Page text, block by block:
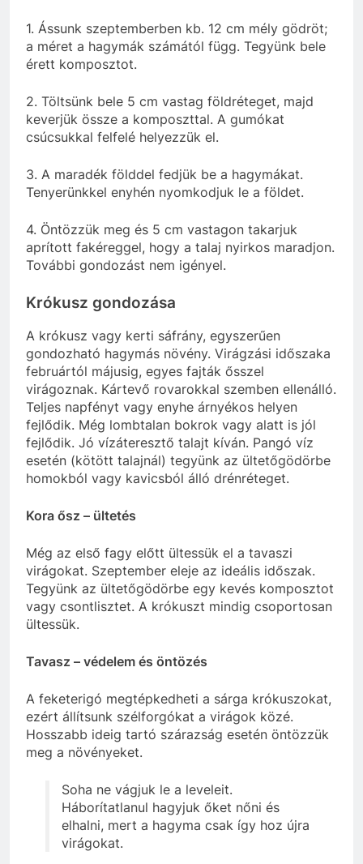
1. Ássunk szeptemberben kb. 12 cm mély gödröt;
a méret a hagymák számától függ. Tegyünk bele
érett komposztot.
2. Töltsünk bele 5 cm vastag földréteget, majd
keverjük össze a komposzttal. A gumókat
csúcsukkal felfelé helyezzük el.
3. A maradék földdel fedjük be a hagymákat.
Tenyerünkkel enyhén nyomkodjuk le a földet.
4. Öntözzük meg és 5 cm vastagon takarjuk
aprított fakéreggel, hogy a talaj nyirkos maradjon.
További gondozást nem igényel.
Krókusz gondozása
A krókusz vagy kerti sáfrány, egyszerűen
gondozható hagymás növény. Virágzási időszaka
februártól májusig, egyes fajták ősszel
virágoznak. Kártevő rovarokkal szemben ellenálló.
Teljes napfényt vagy enyhe árnyékos helyen
fejlődik. Még lombtalan bokrok vagy alatt is jól
fejlődik. Jó vízáteresztő talajt kíván. Pangó víz
esetén (kötött talajnál) tegyünk az ültetőgödörbe
homokból vagy kavicsból álló drénréteget.
Kora ősz – ültetés
Még az első fagy előtt ültessük el a tavaszi
virágokat. Szeptember eleje az ideális időszak.
Tegyünk az ültetőgödörbe egy kevés komposztot
vagy csontlisztet. A krókuszt mindig csoportosan
ültessük.
Tavasz – védelem és öntözés
A feketerigó megtépkedheti a sárga krókuszokat,
ezért állítsunk szélforgókat a virágok közé.
Hosszabb ideig tartó szárazság esetén öntözzük
meg a növényeket.
Soha ne vágjuk le a leveleit.
Háborítatlanul hagyjuk őket nőni és
elhalni, mert a hagyma csak így hoz újra
virágokat.